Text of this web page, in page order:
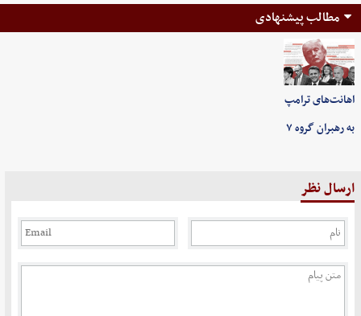
مطالب پیشنهادی
اهانت‌های ترامپ
به رهبران گروه ۷
ارسال نظر